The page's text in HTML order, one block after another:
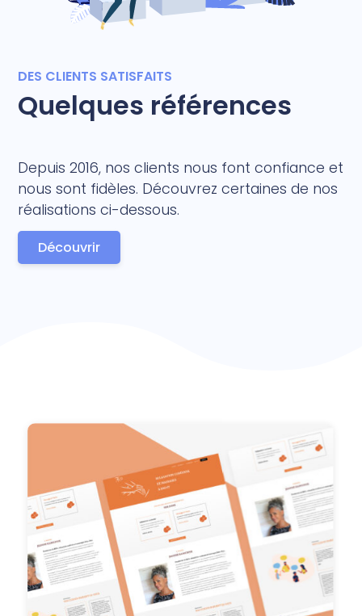
DES CLIENTS SATISFAITS
Quelques références
Depuis 2016, nos clients nous font confiance et
nous sont fidèles. Découvrez certaines de nos
réalisations ci-dessous.
Découvrir